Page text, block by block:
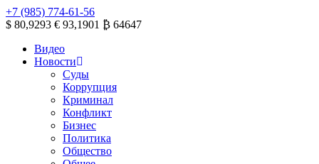
+7 (985) 774-61-56
$ 80,9293 € 93,1901 ₿ 64647
Видео
Новости
Суды
Коррупция
Криминал
Конфликт
Бизнес
Политика
Общество